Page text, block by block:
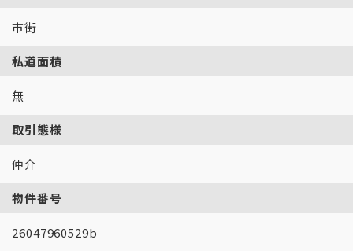
市街
私道面積
無
取引態様
仲介
物件番号
26047960529b